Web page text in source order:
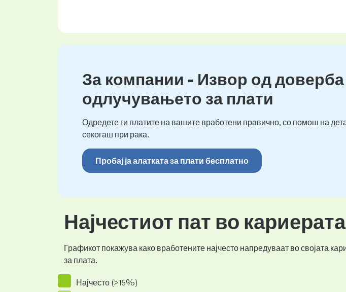
За компании - Извор од доверба
одлучувањето за плати
Одредете ги платите на вашите вработени правично, со помош на
секогаш при рака.
Пробај ја алатката за плати бесплатно
Најчестиот пат во
Графикот покажува како вработените најчесто напредуваат во својата
за плата.
Најчесто (>15%)